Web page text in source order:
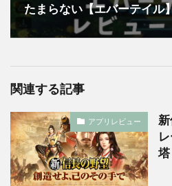
たまらない【エバーテイル
関連する記事
アプリレビュー
塔